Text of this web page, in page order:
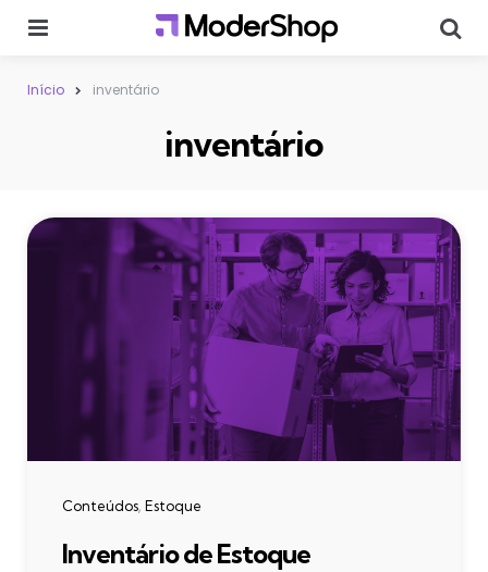
Início inventário
inventário
Categories
Conteúdos Estoque
Inventário de Estoque